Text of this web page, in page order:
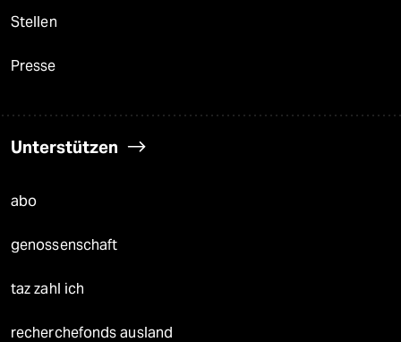
Stellen
Presse
Unterstützen
abo
genossenschaft
taz zahl ich
recherchefonds ausland